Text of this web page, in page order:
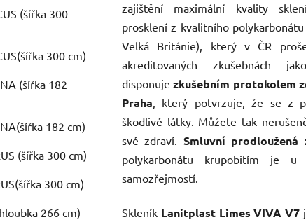
(šířka 300
300 cm)
(šířka 182
182 cm)
(šířka 300 cm)
300 cm)
266 cm)
zajištění maximální kvality
prosklení z kvalitního
Velká Británie), který v ČR
akreditovaných zkušebnách
disponujezkušebním protokolem
Praha, který potvrzuje, že se z
škodlivé látky. Můžete tak
své zdraví. Smluvní
polykarbonátu krupobitím je u
samozřejmostí.
Skleník Lanitplast Limes VIVA V7